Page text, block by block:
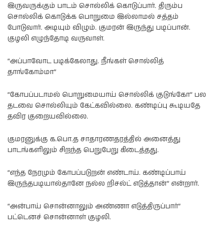
இருவருக்கும் பாடம் சொல்லிக் கொடுப்பார். திரும்ப
சொல்லிக் கொடுக்க பொறுமை இல்லாமல் சத்தம்
போடுவார். அடியும் விழும். குமரன் இருந்து படிப்பான்.
குழலி எழுந்தோடி வருவாள்.
“அப்பாவோட படிக்கேலாது. நீங்கள் சொல்லித்
தாங்கோம்மா”
“கோபப்படாமல் பொறுமையாய் சொல்லிக் குடுங்கோ” பல
தடவை சொல்லியும் கேட்கவில்லை. கண்டிப்பு கூடியதே
தவிர குறையவில்லை.
குமரனுக்கு க.பொ.த சாதாரணதரத்தில் அனைத்து
பாடங்களிலும் சிறந்த பெறுபேறு கிடைத்தது.
“எந்த நேரமும் கோபப்படுறன் எண்டாய். கண்டிப்பாய்
இருந்தபடியால்தானே நல்ல றிசல்ட் எடுத்தான்” என்றார்.
“அன்பாய் சொன்னாலும் அண்ணா எடுத்திருப்பார்”
பட்டெனச் சொன்னாள் குழலி.